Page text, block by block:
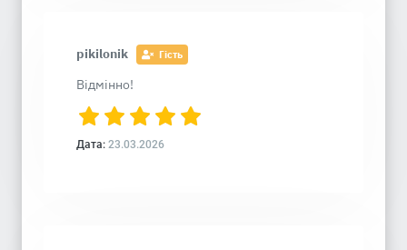
pikilonik Гість
Відмінно!
Дата: 23.03.2026